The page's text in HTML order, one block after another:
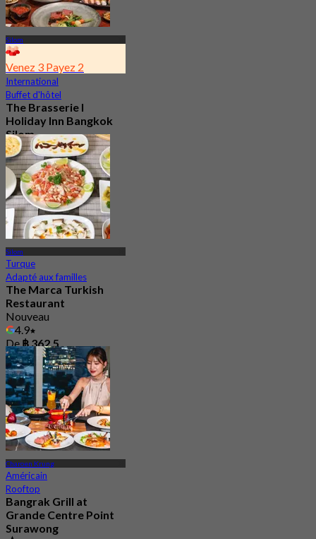
Silom
Venez 3 Payez 2
International
Buffet d'hôtel
The Brasserie l
Holiday Inn Bangkok
Silom
4.7
3.1K Réservé
De฿ 548.66
Silom
Turque
Adapté aux familles
The Marca Turkish
Restaurant
Nouveau
4.9
De ฿ 362.5
Charoen Krung
Américain
Rooftop
Bangrak Grill at
Grande Centre Point
Surawong